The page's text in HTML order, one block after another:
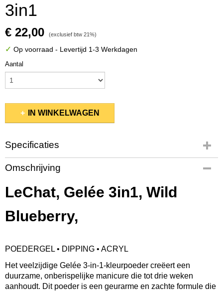
3in1
€ 22,00 (exclusief btw 21%)
✓ Op voorraad - Levertijd 1-3 Werkdagen
Aantal
IN WINKELWAGEN
Specificaties
Productcode
GCP22
EAN code
845370035647
GCP22
Afmetingen (l,b,h)
5,50 x 5,50 x 5 cm
Omschrijving
LeChat, Gelée 3in1, Wild
Blueberry,
POEDERGEL • DIPPING • ACRYL
Het veelzijdige Gelée 3-in-1-kleurpoeder creëert een
duurzame, onberispelijke manicure die tot drie weken
aanhoudt. Dit poeder is een geurarme en zachte formule die